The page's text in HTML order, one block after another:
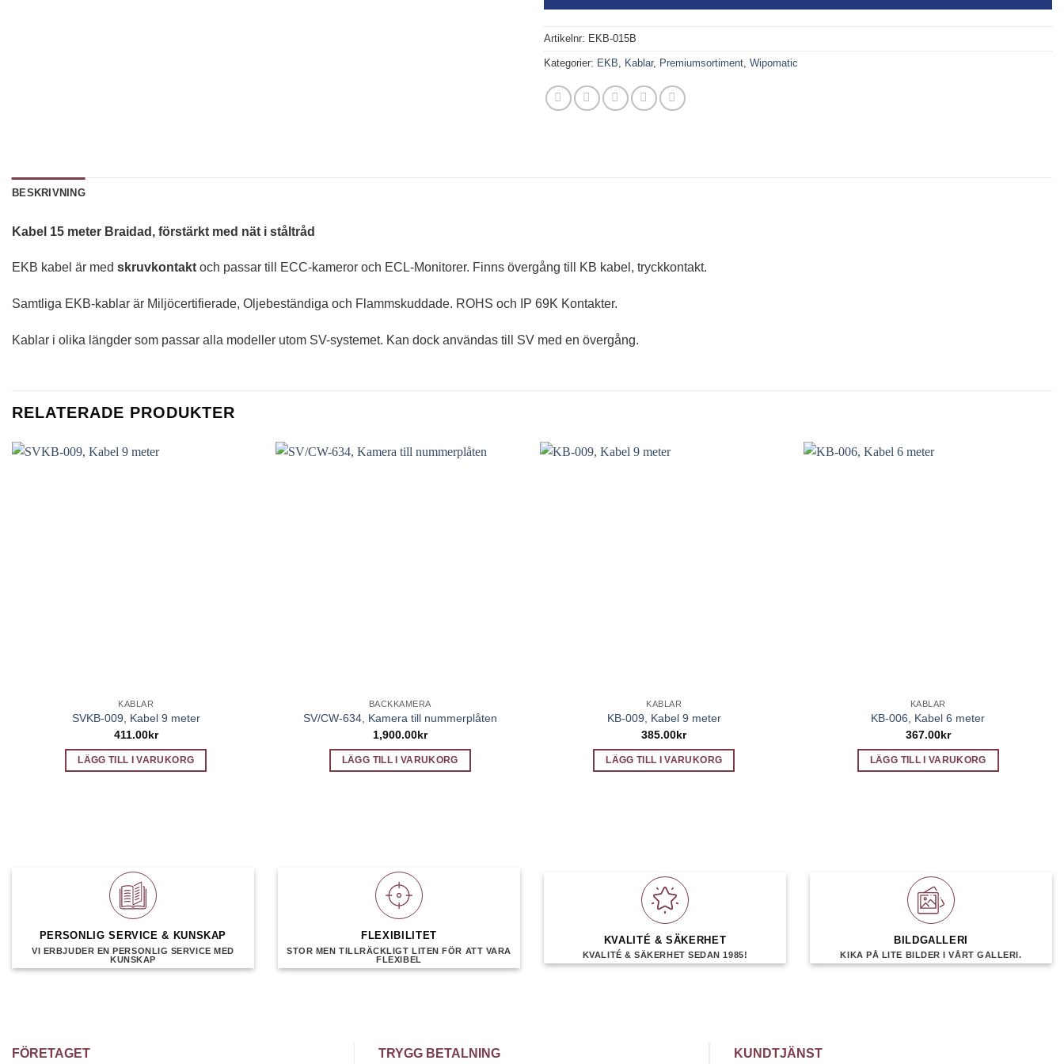
Artikelnr: EKB-015B
Kategorier: EKB Kablar, Premiumsortiment Wipomatic
BESKRIVNING
Kabel 15 meter Braidad, förstärkt med nät i ståltråd
EKB kabel är med skruvkontakt och passar till ECC-kameror och ECL-Monitorer. Finns övergång till KB kabel, tryckkontakt.
Samtliga EKB-kablar är Miljöcertifierade, Oljebeständiga och Flammskuddade. ROHS och IP 69K Kontakter.
Kablar i olika längder som passar alla modeller utom SV-systemet. Kan dock användas till SV med en övergång.
RELATERADE PRODUKTER
KABLAR
SVKB-009, Kabel 9 meter
411.00kr
LÄGG TILL I VARUKORG
BACKKAMERA
SV/CW-634, Kamera till nummerplåten
1,900.00kr
LÄGG TILL I VARUKORG
KABLAR
KB-009, Kabel 9 meter
385.00kr
LÄGG TILL I VARUKORG
KABLAR
KB-006, Kabel 6 meter
367.00kr
LÄGG TILL I VARUKORG
PERSONLIG SERVICE & KUNSKAP
VI ERBJUDER EN PERSONLIG SERVICE MED
KUNSKAP
FLEXIBILITET
STOR MEN TILLRÄCKLIGT LITEN FÖR ATT VARA
FLEXIBEL
KVALITÉ & SÄKERHET
KVALITÉ & SÄKERHET SEDAN 1985!
BILDGALLERI
KIKA PÅ LITE BILDER I VÅRT GALLERI.
FÖRETAGET TRYGG BETALNING KUNDTJÄNST